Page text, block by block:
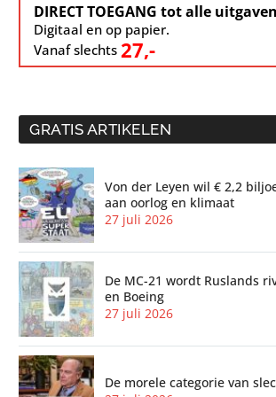
DIRECT TOEGANG tot alle
Digitaal en op papier.
Vanaf slechts 27,-
GRATIS ARTIKELEN
Von der Leyen wil € 2,2
aan oorlog en klimaat
27 juli 2026
De MC-21 wordt Ruslands
en Boeing
27 juli 2026
De morele categorie van